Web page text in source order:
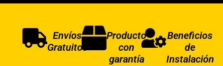
Envíos
Gratuitos
Producto
con
garantía
Beneficios
de
Instalación